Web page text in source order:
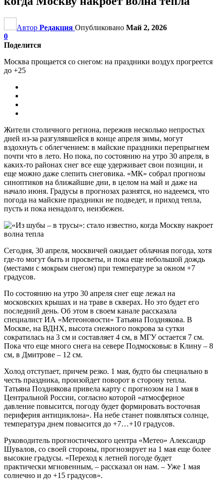
Автор Редакция Опубликовано Май 2, 2026
0
Поделится
Москва прощается со снегом: на праздники воздух прогреется
до +25
Жители столичного региона, пережив несколько непростых
дней из-за разгулявшейся в конце апреля зимы, могут
вздохнуть с облегчением: в майские праздники перепрыгнем
почти что в лето. Но пока, по состоянию на утро 30 апреля, в
каких-то районах снег все еще удерживает свои позиции, и
еще можно даже слепить снеговика. «МК» собрал прогнозы
синоптиков на ближайшие дни, в целом на май и даже на
начало июня. Градусы в прогнозах разнятся, но надеемся, что
погода на майские праздники не подведет, и приход тепла,
пусть и пока ненадолго, неизбежен.
Сегодня, 30 апреля, москвичей ожидает облачная погода, хотя
где-то могут быть и просветы, и пока еще небольшой дождь
(местами с мокрым снегом) при температуре за окном +7
градусов.
По состоянию на утро 30 апреля снег еще лежал на
московских крышах и на траве в скверах. Но это будет его
последний день. Об этом в своем канале рассказала
специалист ИА «Метеоновости» Татьяна Позднякова. В
Москве, на ВДНХ, высота снежного покрова за сутки
сократилась на 3 см и составляет 4 см, в МГУ остается 7 см.
Пока что еще много снега на севере Подмосковья: в Клину – 8
см, в Дмитрове – 12 см.
Холод отступает, причем резко. 1 мая, будто бы специально в
честь праздника, произойдет поворот в сторону тепла.
Татьяна Позднякова привела карту с прогнозом на 1 мая в
Центральной России, согласно которой «атмосферное
давление повысится, погоду будет формировать восточная
периферия антициклона». На небе станет появляться солнце,
температура днем повысится до +7…+10 градусов.
Руководитель прогностического центра «Метео» Александр
Шувалов, со своей стороны, прогнозирует на 1 мая еще более
высокие градусы. «Переход к летней погоде будет
практически мгновенным, – рассказал он нам. – Уже 1 мая
солнечно и до +15 градусов».